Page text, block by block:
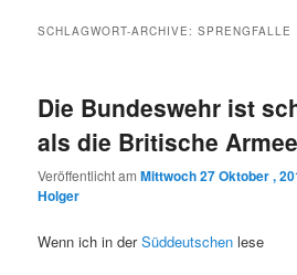
SCHLAGWORT-ARCHIVE:SPRENGFALLE
Die Bundeswehr ist
als die Britische Armee
Veröffentlicht amMittwoch 27 Oktober ,
Holger
Wenn ich in derSüddeutschen lese